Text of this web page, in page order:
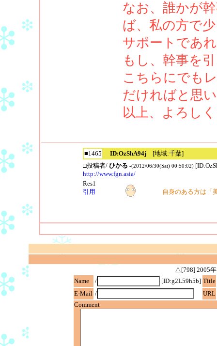
なお、誰かが
ば、私の方で
サポートであ
もし、幹事を
こちらにでも
だければと思
以上、よろし
■1465 ID:OzShA94j[地域:千葉]
□投稿者/ ひかる -(2012/06/30(Sat) 00:50:02)
http://www.fgn.asia/
Res1
引用
自身のある方は「
△[798] 2005
Name
/ [ID:g2L59h5b] Title
E-Mail /
URL
Comment